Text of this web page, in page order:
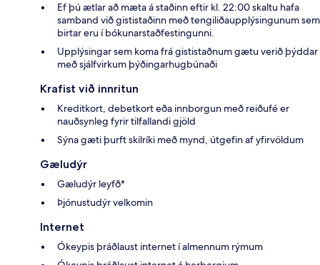
Ef þú ætlar að mæta á staðinn eftir kl. 22:00 skaltu hafa
samband við gististaðinn með tengiliðaupplýsingunum sem
birtar eru í bókunarstaðfestingunni.
Upplýsingar sem koma frá gististaðnum gætu verið þýddar
með sjálfvirkum þýðingarhugbúnaði
Krafist við innritun
Kreditkort, debetkort eða innborgun með reiðufé er
nauðsynleg fyrir tilfallandi gjöld
Sýna gæti þurft skilríki með mynd, útgefin af yfirvöldum
Gæludýr
Gæludýr leyfð*
Þjónustudýr velkomin
Internet
Ókeypis þráðlaust internet í almennum rýmum